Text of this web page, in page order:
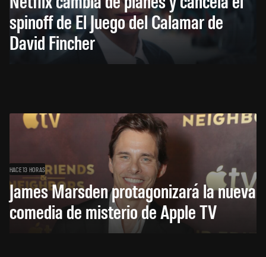
spinoff de El Juego del Calamar de
David Fincher
HACE 13 HORAS
James Marsden protagonizará la nueva
comedia de misterio de Apple TV